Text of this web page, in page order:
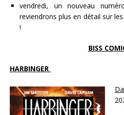
vendredi, un nouveau
reviendrons plus en détail sur
!
BISS
HARBINGER